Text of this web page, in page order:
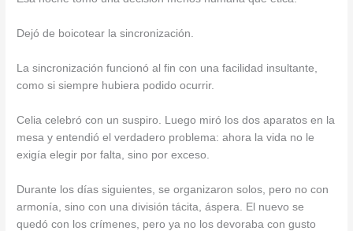
Dejó de boicotear la sincronización.
La sincronización funcionó al fin con una facilidad insultante,
como si siempre hubiera podido ocurrir.
Celia celebró con un suspiro. Luego miró los dos aparatos en la
mesa y entendió el verdadero problema: ahora la vida no le
exigía elegir por falta, sino por exceso.
Durante los días siguientes, se organizaron solos, pero no con
armonía, sino con una división tácita, áspera. El nuevo se
quedó con los crímenes, pero ya no los devoraba con gusto